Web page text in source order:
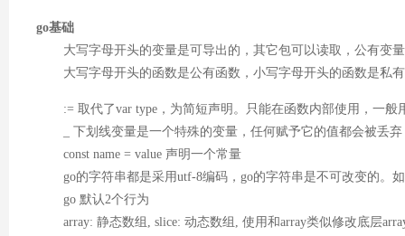
go基础
大写字母开头的变量是可导出的，其它包可以读取，公有变
大写字母开头的函数是公有函数，小写字母开头的函数是私
:= 取代了var type，为简短声明。只能在函数内部使用，一般
_ 下划线变量是一个特殊的变量，任何赋予它的值都会被丢弃
const name = value 声明一个常量
go的字符串都是采用utf-8编码，go的字符串是不可改变的。
go 默认2个行为
array: 静态数组, slice: 动态数组, 使用和array类似修改底层